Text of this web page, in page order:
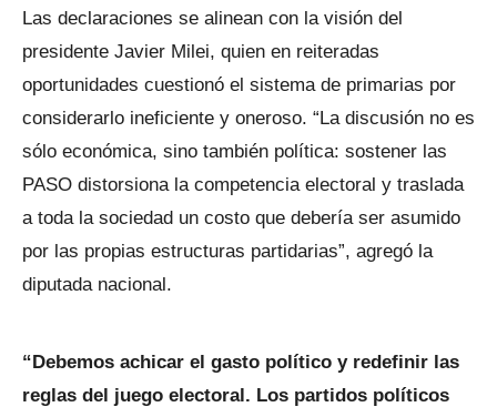
Las declaraciones se alinean con la visión del
presidente Javier Milei, quien en reiteradas
oportunidades cuestionó el sistema de primarias por
considerarlo ineficiente y oneroso. “La discusión no es
sólo económica, sino también política: sostener las
PASO distorsiona la competencia electoral y traslada
a toda la sociedad un costo que debería ser asumido
por las propias estructuras partidarias”, agregó la
diputada nacional.
“Debemos achicar el gasto político y redefinir las
reglas del juego electoral. Los partidos políticos